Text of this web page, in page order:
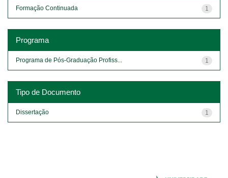
1
Formação Continuada
Programa
1
Programa de Pós-Graduação Profiss...
Tipo de Documento
1
Dissertação